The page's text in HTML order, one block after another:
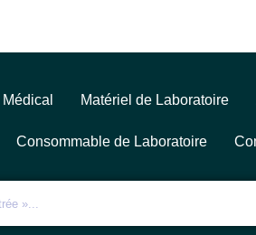
Matériel de Laboratoire
Consommable de Laboratoire